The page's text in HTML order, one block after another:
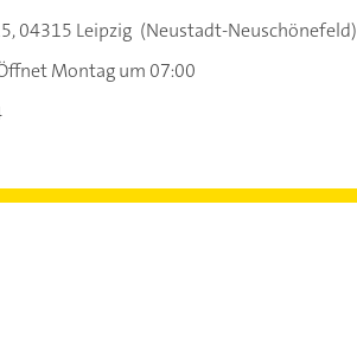
04315 Leipzig (Neustadt-Neuschönefeld)
Montag um 07:00